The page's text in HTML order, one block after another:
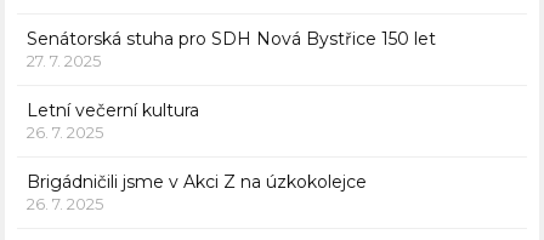
Senátorská stuha pro SDH Nová Bystřice 150 let
27. 7. 2025
Letní večerní kultura
26. 7. 2025
Brigádničili jsme v Akci Z na úzkokolejce
26. 7. 2025